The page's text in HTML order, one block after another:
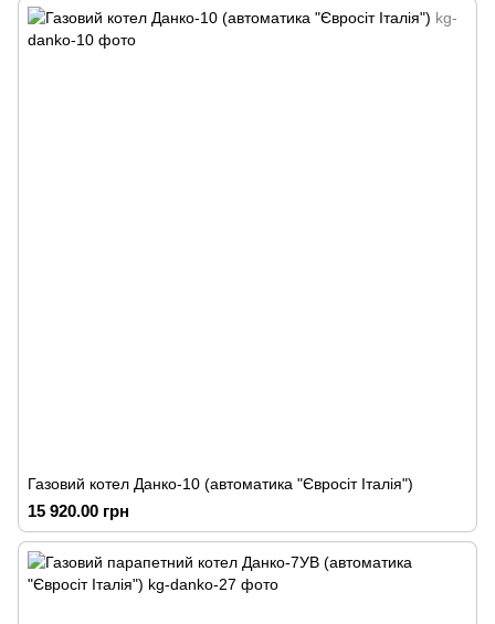
Газовий котел Данко-10 (автоматика "Євросіт Італія")
15 920.00 грн